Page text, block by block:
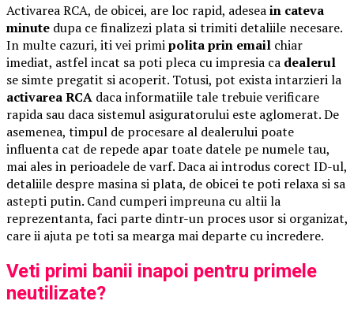
Activarea RCA, de obicei, are loc rapid, adeseain cateva
minute dupa ce finalizezi plata si trimiti detaliile necesare.
In multe cazuri, iti vei primipolita prin email chiar
imediat, astfel incat sa poti pleca cu impresia ca dealerul
se simte pregatit si acoperit. Totusi, pot exista intarzieri la
activarea RCA daca informatiile tale trebuie verificare
rapida sau daca sistemul asiguratorului este aglomerat. De
asemenea, timpul de procesare al dealerului poate
influenta cat de repede apar toate datele pe numele tau,
mai ales in perioadele de varf. Daca ai introdus corect ID-ul,
detaliile despre masina si plata, de obicei te poti relaxa si sa
astepti putin. Cand cumperi impreuna cu altii la
reprezentanta, faci parte dintr-un proces usor si organizat,
care ii ajuta pe toti sa mearga mai departe cu incredere.
Veti primi banii inapoi pentru primele
neutilizate?